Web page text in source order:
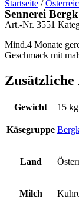
Startseite /
Sennerei
Art.-Nr. 3551
Mind.4 Monate
Geschmack mit
Gewicht 15 kg
Käsegruppe
Land
Milch